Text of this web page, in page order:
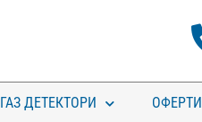
ГАЗ ДЕТЕКТОРИ ОФЕРТИ